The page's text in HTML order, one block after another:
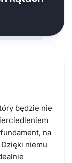
będzie nie
na
niemu